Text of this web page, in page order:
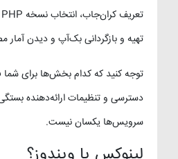
تعریف کران‌جاب، انتخاب نسخه PHP و فعال‌کردن اکستنشن‌ها
تهیه و بازگردانی بک‌آپ و دیدن آمار
توجه کنید که کدام بخش‌ها برای
دسترسی و تنظیمات ارائه‌دهنده
سرویس‌ها یکسان نیست.